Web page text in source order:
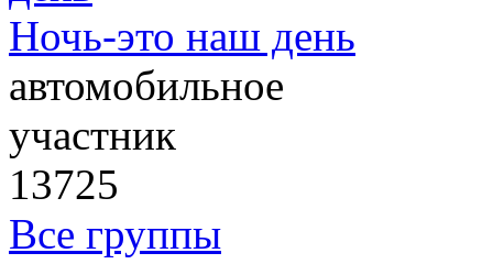
Ночь-это наш день
автомобильное
участник
13725
Все группы